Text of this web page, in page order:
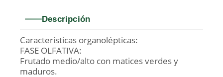
Descripción
Características organolépticas:
FASE OLFATIVA:
Frutado medio/alto con matices verdes y
maduros.